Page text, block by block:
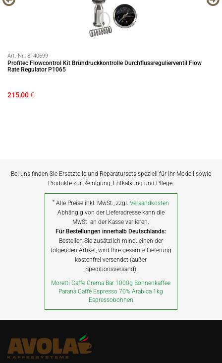
Art.-Nr.: 8140699
Profitec Flowcontrol Kit Brühdruckkontrolle Durchflussregulierventil Flow
Rate Regulator P1065
215,00€
Bei uns finden Sie Ersatzteile und Reparatursets speziell für Ihr Modell sowie
Produkte zur Reinigung, Entkalkung und Pflege.
* Alle Preise inkl. MwSt., zzgl.Versandkosten
Abhängig von der Lieferadresse kann die
MwSt. an der Kasse variieren.
Für Bestellungen innerhalb Deutschlands:
Bestellen Sie zusätzlich mind. einen der
folgenden Artikel, wird Ihre gesamte Lieferung
kostenfrei versendet (außer
Speditionsversand)
Moretti Caffe Crema Bar 1000g Bohnenkaffee
Paranà Caffè Espresso 70% Arabica 1kg
Espressobohnen